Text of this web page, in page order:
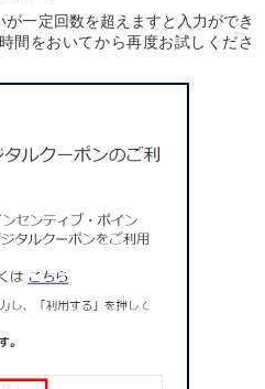
一定回数を超えますと入力ができ
間をおいてから再度お試しくださ